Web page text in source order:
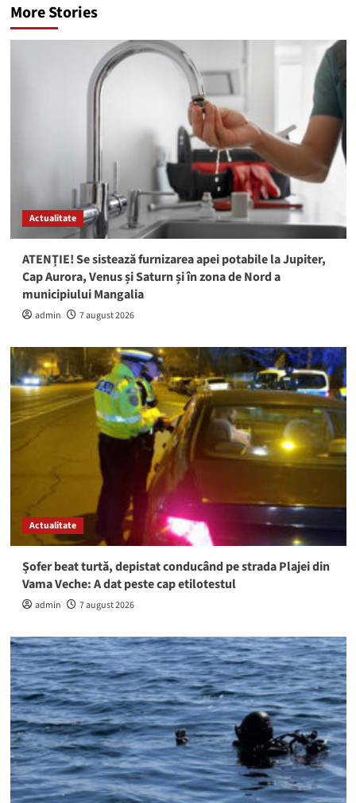
More Stories
Actualitate
ATENȚIE! Se sistează furnizarea apei potabile la Jupiter,
Cap Aurora, Venus și Saturn și în zona de Nord a
municipiului Mangalia
admin 7 august 2026
Actualitate
Șofer beat turtă, depistat conducând pe strada Plajei din
Vama Veche: A dat peste cap etilotestul
admin 7 august 2026